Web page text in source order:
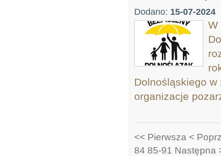
Dodano: 15-07-2024
W
Dolnośląskiego
organizacje
<< Pierwsza <
84 85-91 Następna